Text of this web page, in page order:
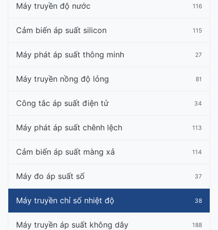
Máy truyền độ nước 116
Cảm biến áp suất silicon 115
Máy phát áp suất thông minh 27
Máy truyền nồng độ lỏng 81
Công tắc áp suất điện tử 34
Máy phát áp suất chênh lệch 113
Cảm biến áp suất màng xả 114
Máy đo áp suất số 37
Máy truyền chỉ số nhiệt độ 38
Máy truyền áp suất không dây 188